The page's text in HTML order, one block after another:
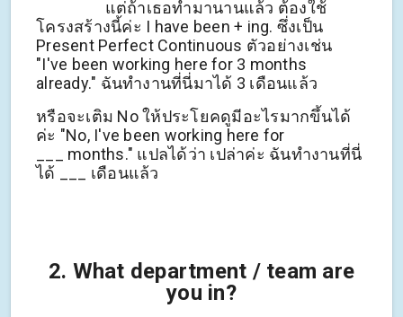
แต่ถ้าเธอทำมานานแล้ว ต้องใช้
โครงสร้างนี้ค่ะ I have been + ing. ซึ่งเป็น
Present Perfect Continuous ตัวอย่างเช่น
"I've been working here for 3 months
already." ฉันทำงานที่นี่มาได้ 3 เดือนแล้ว
หรือจะเติม No ให้ประโยคดูมีอะไรมากขึ้นได้
ค่ะ "No, I've been working here for
___ months." แปลได้ว่า เปล่าค่ะ ฉันทำงานที่นี่
ได้ ___ เดือนแล้ว
2. What department / team are
you in?